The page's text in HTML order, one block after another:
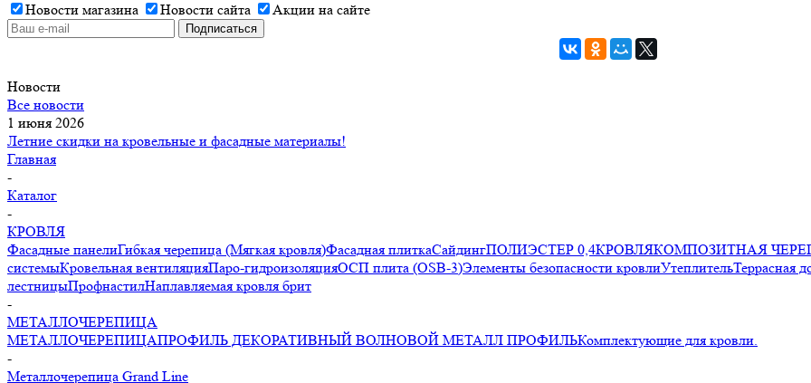
Новости магазина
Новости сайта Акции на сайте
Новости
Все новости
1 июня 2026
Летние скидки на кровельные и фасадные материалы!
Главная
-
Каталог
-
КРОВЛЯ
Фасадные панелиГибкая черепица (Мягкая кровля)Фасадная плиткаСайдингПОЛИЭСТЕР 0,4КРОВЛЯКОМПОЗИТНАЯ
системыКровельная вентиляцияПаро-гидроизоляцияОСП плита (OSB-3)Элементы безопасности кровлиУтеплительТеррасная
лестницыПрофнастилНаплавляемая кровля брит
-
МЕТАЛЛОЧЕРЕПИЦА
МЕТАЛЛОЧЕРЕПИЦАПРОФИЛЬ ДЕКОРАТИВНЫЙ ВОЛНОВОЙ МЕТАЛЛ ПРОФИЛЬКомплектующие для кровли.
-
Металлочерепица Grand Line